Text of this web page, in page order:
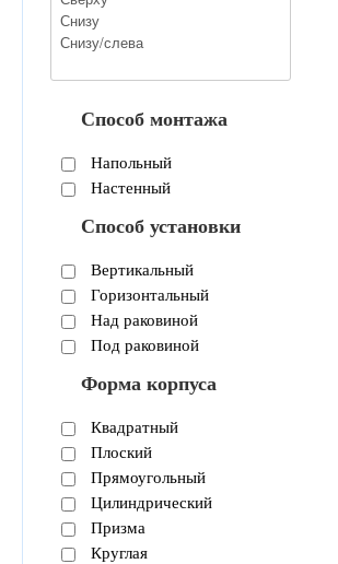
Способ монтажа
Напольный
Настенный
Способ установки
Вертикальный
Горизонтальный
Над раковиной
Под раковиной
Форма корпуса
Квадратный
Плоский
Прямоугольный
Цилиндрический
Призма
Круглая